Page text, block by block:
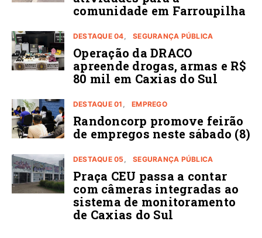
comunidade em Farroupilha
DESTAQUE 04 SEGURANÇA PÚBLICA
Operação da DRACO
apreende drogas, armas e R$
80 mil em Caxias do Sul
DESTAQUE 01 EMPREGO
Randoncorp promove feirão
de empregos neste sábado (8)
DESTAQUE 05 SEGURANÇA PÚBLICA
Praça CEU passa a contar
com câmeras integradas ao
sistema de monitoramento
de Caxias do Sul